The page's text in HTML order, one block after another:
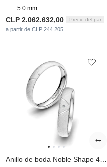
5.0 mm
CLP 2.062.632,00 Precio del par
a partir de CLP 244.205